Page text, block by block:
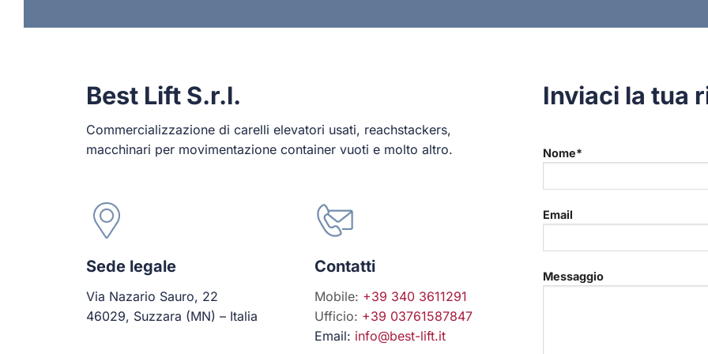
Best Lift S.r.l.
Commercializzazione di carelli elevatori usati, reachstackers,
macchinari per movimentazione container vuoti e molto altro.
Sede legale
Via Nazario Sauro, 22
46029, Suzzara (MN) – Italia
Contatti
Mobile: +39 340 3611291
Ufficio: +39 03761587847
Email: info@best-lift.it
Inviaci la tua
Nome*
Email
Messaggio